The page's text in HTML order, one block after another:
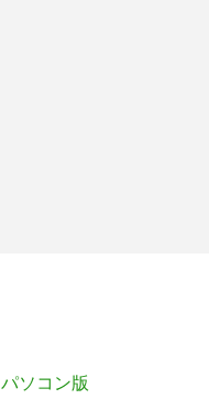
パソコン版